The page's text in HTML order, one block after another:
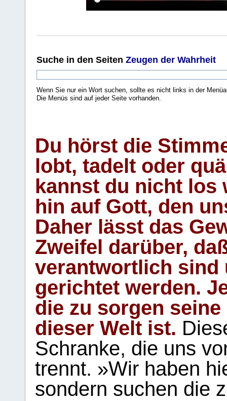
Suche in den Seiten Zeugen der Wahrheit
Wenn Sie nur ein Wort suchen, sollte es nicht links in der
Die Menüs sind auf jeder Seite vorhanden..
Du hörst die
lobt, tadelt oder
kannst du nicht los
hin auf Gott, den
Daher lässt das
Zweifel darüber,
verantwortlich sind
gerichtet werden.
die zu sorgen
dieser Welt ist.
Schranke, die uns
trennt. »Wir haben
sondern suchen die